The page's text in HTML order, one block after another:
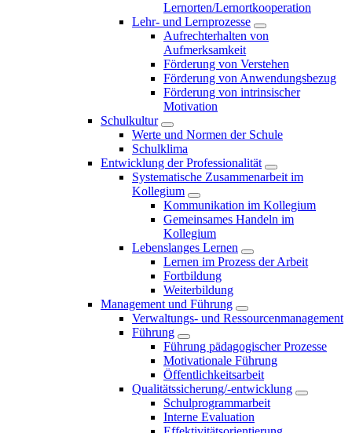
Lernorten/Lernortkooperation
Lehr- und Lernprozesse
Aufrechterhalten von
Aufmerksamkeit
Förderung von Verstehen
Förderung von Anwendungsbezug
Förderung von intrinsischer
Motivation
Schulkultur
Werte und Normen der Schule
Schulklima
Entwicklung der Professionalität
Systematische Zusammenarbeit im
Kollegium
Kommunikation im Kollegium
Gemeinsames Handeln im
Kollegium
Lebenslanges Lernen
Lernen im Prozess der Arbeit
Fortbildung
Weiterbildung
Management und Führung
Verwaltungs- und Ressourcenmanagement
Führung
Führung pädagogischer Prozesse
Motivationale Führung
Öffentlichkeitsarbeit
Qualitätssicherung/-entwicklung
Schulprogrammarbeit
Interne Evaluation